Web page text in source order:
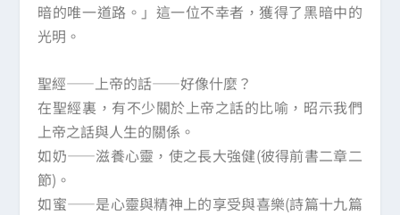
暗的唯一道路。」這一位不幸者，獲得了黑暗中的
光明。
聖經——上帝的話——好像什麼？
在聖經裏，有不少關於上帝之話的比喻，昭示我們
上帝之話與人生的關係。
如奶——滋養心靈，使之長大強健(彼得前書二章二
節)。
如蜜——是心靈與精神上的享受與喜樂(詩篇十九篇